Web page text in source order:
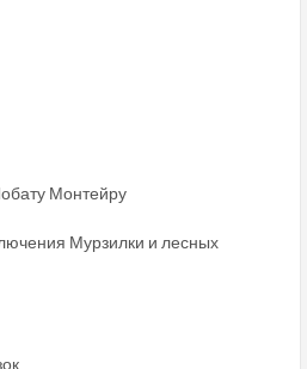
Монтейру
Мурзилки и лесных